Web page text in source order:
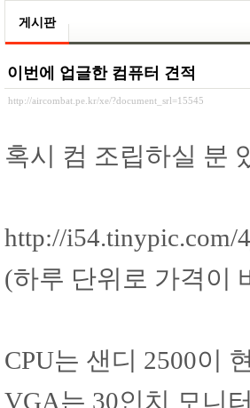
게시판
이번에 업글한 컴퓨터 견적
http://aircombat.pe.kr/xe/?document_srl=15545
혹시 컴 조립하실 분
http://i54.tinypic.com/
(하루 단위로 가격이
CPU는 샌디 2500이
VGA는 30인치 모니